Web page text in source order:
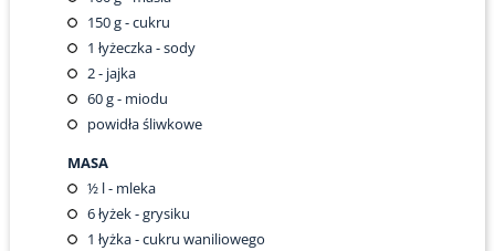
150g - cukru
1 łyżeczka - sody
2- jajka
60g - miodu
powidła śliwkowe
MASA
½l - mleka
6łyżek - grysiku
1 łyżka - cukru waniliowego